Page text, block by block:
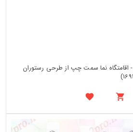
اقامتگاه نما سمت چپ از طرحی رستوران